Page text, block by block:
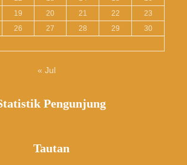
19 20 21 22
23
26 27 28 29
30
« Jul
Pengunjung
Tautan